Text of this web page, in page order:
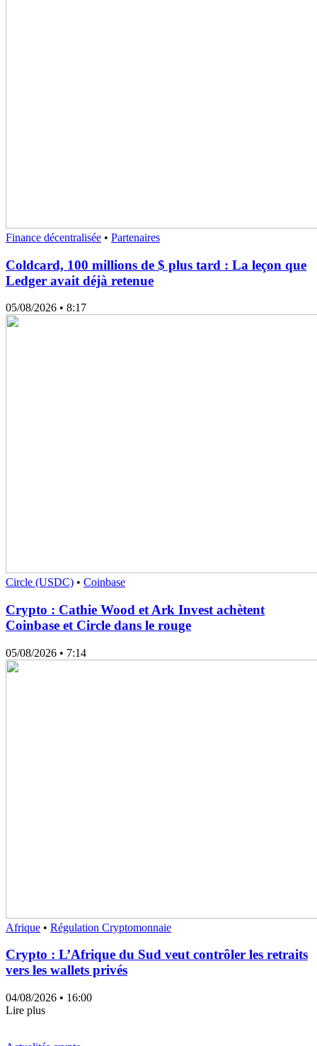
Finance décentralisée • Partenaires
Coldcard, 100 millions de $ plus tard : La leçon que
Ledger avait déjà retenue
05/08/2026 • 8:17
Circle (USDC) • Coinbase
Crypto : Cathie Wood et Ark Invest achètent
Coinbase et Circle dans le rouge
05/08/2026 • 7:14
Afrique • Régulation Cryptomonnaie
Crypto : L’Afrique du Sud veut contrôler les retraits
vers les wallets privés
04/08/2026 • 16:00
Lire plus